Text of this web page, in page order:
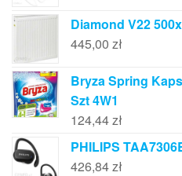
Diamond V22
445,00 zł
Bryza Spring
Szt 4W1
124,44zł
PHILIPS
426,84zł